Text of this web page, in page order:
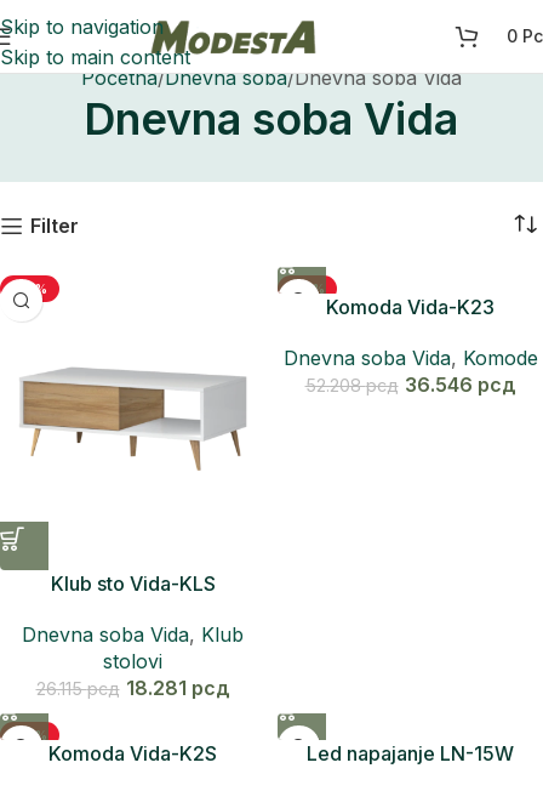
Skip to navigation
Skip to main content
0
Početna Dnevna soba Dnevna soba Vida
Dnevna soba Vida
Filter
-30%
Klub sto Vida-KLS
Dnevna soba Vida, Klub
stolovi
26.115рсд 18.281 рсд
-30%
Komoda Vida-K23
Dnevna soba Vida, Komode
52.208рсд 36.546 рсд
-30%
Komoda Vida-K2S Led napajanje LN-15W